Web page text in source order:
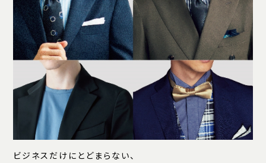
ビジネスだけにとどまらない、